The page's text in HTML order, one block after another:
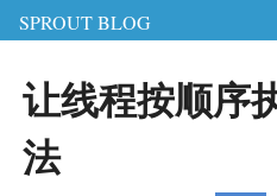
SPROUT BLOG
RSS
Login
让线程按顺序
法